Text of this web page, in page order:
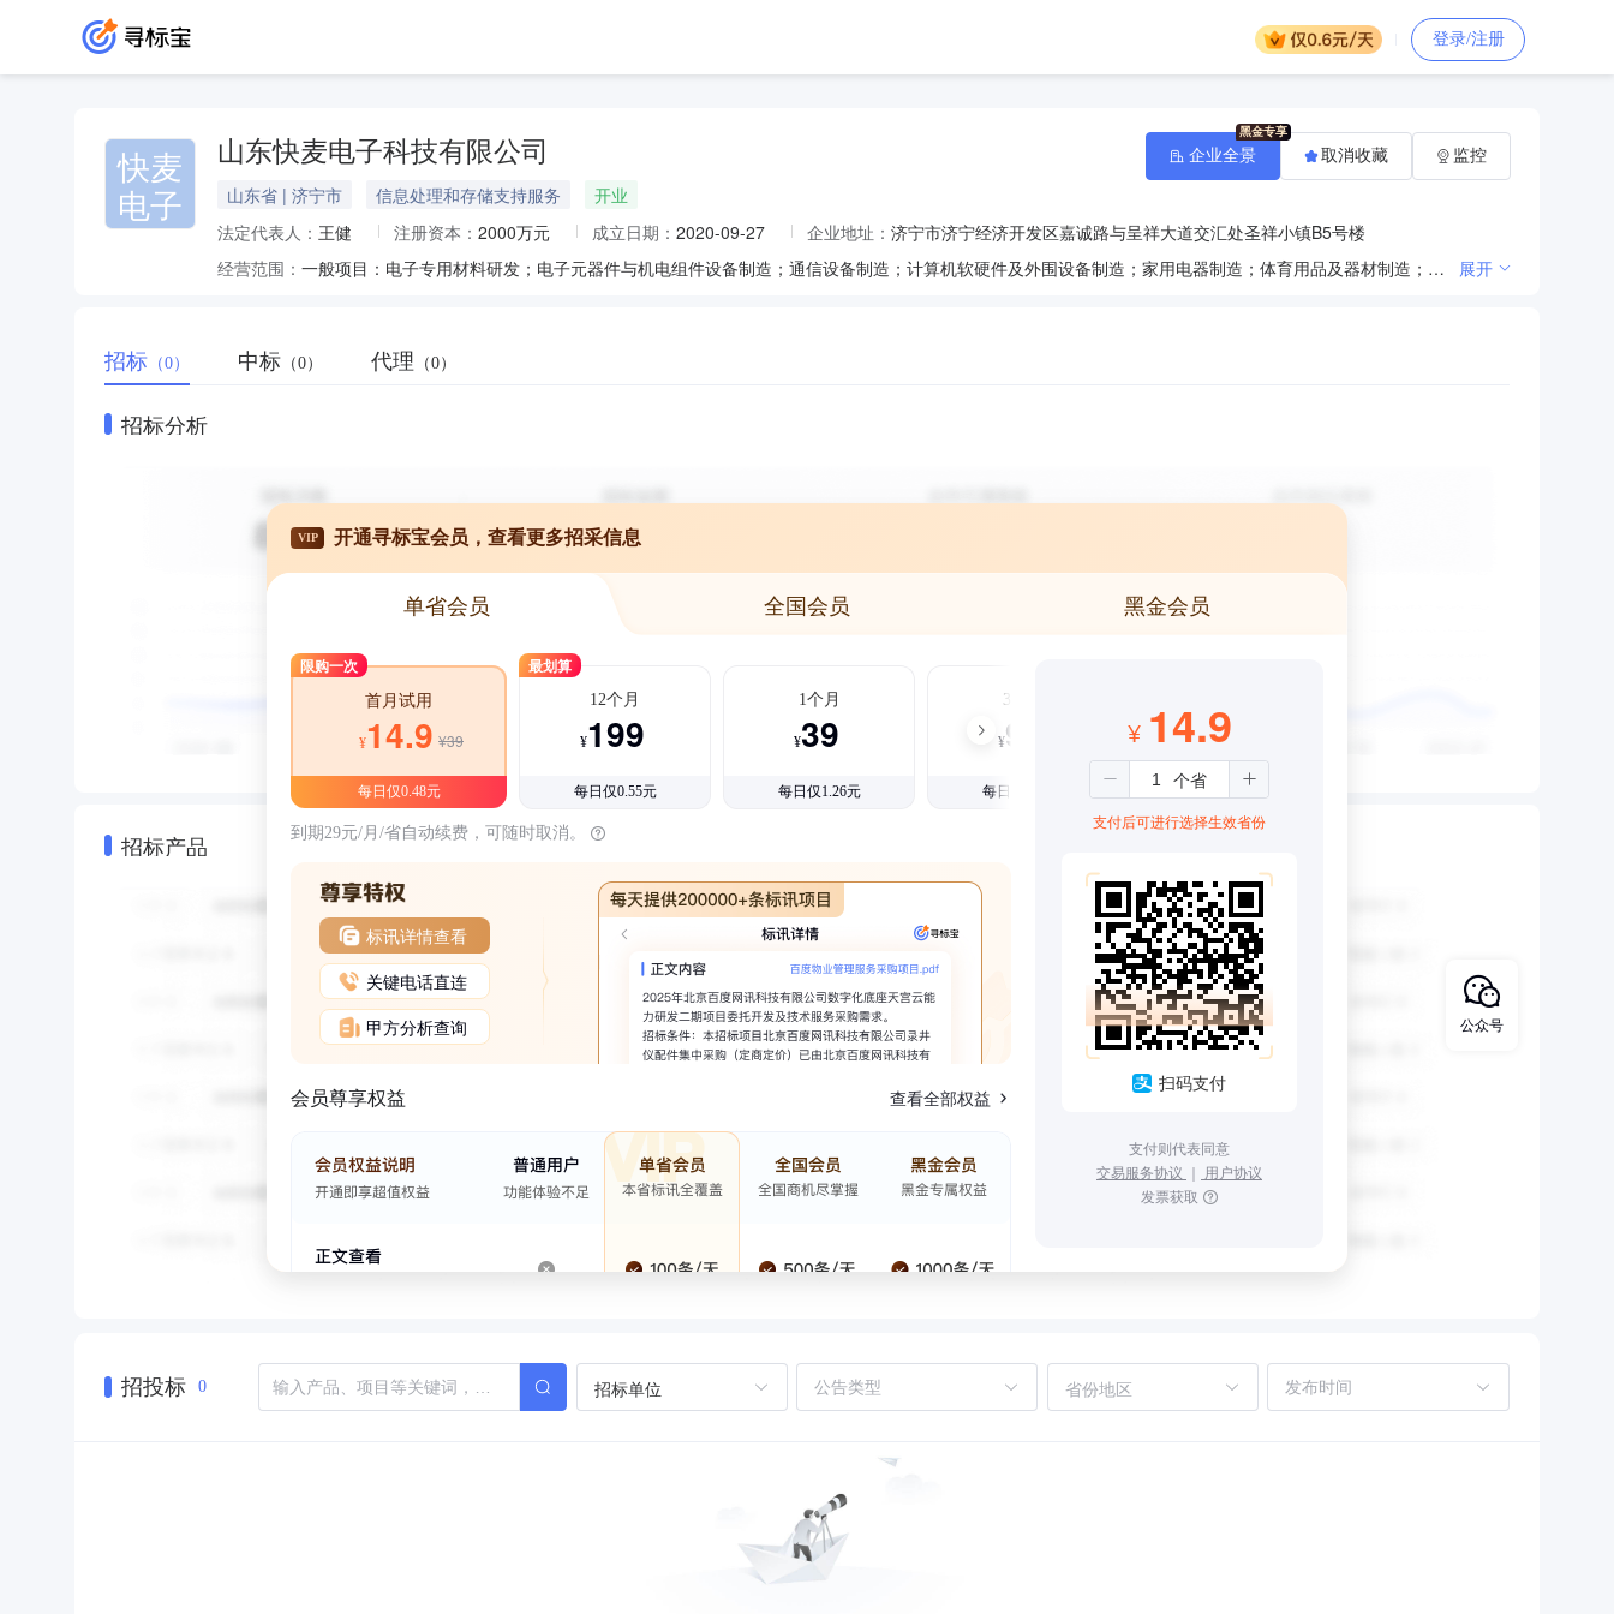
登录/注册
快麦
电子
山东快麦电子科技有限公司
山东省 | 济宁市 信息处理和存储支持服务
开业
法定代表人： 王健 注册资本： 2000万元 成立日期： 2020-09-27 企业地址： 济宁市济宁经济开发区嘉诚路与呈祥大道交汇处圣祥小镇B5号楼
经营范围：
一般项目：电子专用材料研发；电子元器件与机电组件设备制造；通信设备制造；计算机软硬件及外围设备制造；家用电器制造；体育用品及器材制造；服装制造；第一类医疗器械生产；医护人员防护用品生产（Ⅰ类医疗器械）；电子元器件零售；电子元器件批发；电子专用设备销售；信息技术咨询服务；计算机软硬件及辅助设备零售；家用电器销售；家用电器研发；体育用品及器材批发；体育用品及器材零售；针纺织品销售；服装服饰批发；服装服饰零售；鞋帽批发；鞋帽零售；橡胶制品销售；第一类医疗器械销售；第二类医疗器械销售；互联网销售（除销售需要许可的商品）。（除依法须经批准的项目外，凭营业执照依法自主开展经营活动） 展开
企业全景 取消收藏 监控
招标 （0） 中标 （0） 代理 （0）
招标分析
招标产品
VIP 开通寻标宝会员，查看更多招采信息
单省会员 全国会员 黑金会员
限购一次
首月试用
¥14.9 ¥39
每日仅0.48元
最划算
12个月
¥199
每日仅0.55元
1个月
¥39
每日仅1.26元
3个月
¥99
每日仅1.08元
到期29元/月/省自动续费，可随时取消。
标讯详情查看
关键电话直连
甲方分析查询
会员尊享权益 查看全部权益
¥ 14.9
支付后可进行选择生效省份
扫码支付
支付则代表同意
交易服务协议 ｜ 用户协议
发票获取
招投标 0 招标单位 省份地区
公众号